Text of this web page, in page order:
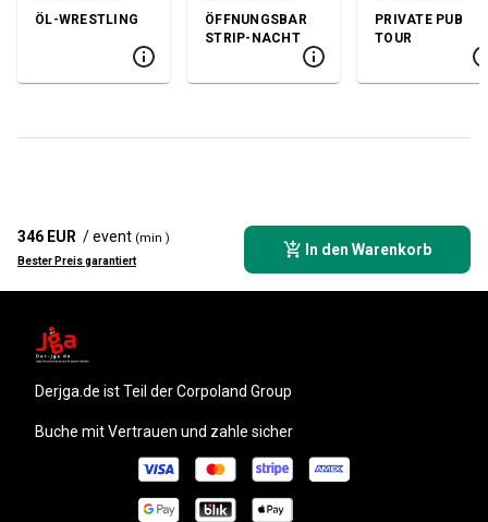
ÖL-WRESTLING
ÖFFNUNGSBAR
STRIP-NACHT
PRIVATE PUB
TOUR
346 EUR / event (min )
Bester Preis garantiert
In den Warenkorb
derjga.de ist Teil der Corpoland Group
Buche mit Vertrauen und zahle sicher